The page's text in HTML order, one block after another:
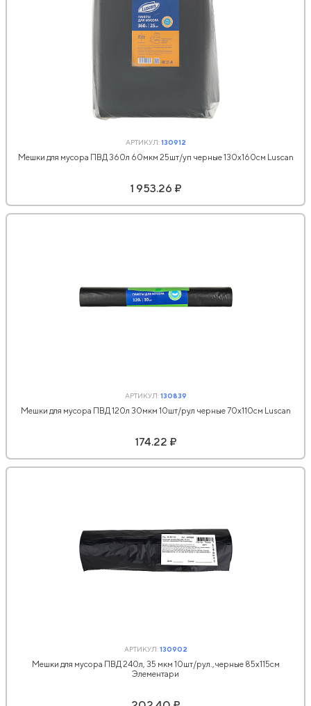
АРТИКУЛ:130912
Мешки для мусора ПВД 360л 60мкм 25шт/уп черные 130x160см Luscan
1 953.26 ₽
АРТИКУЛ:130839
Мешки для мусора ПВД 120л 30мкм 10шт/рул черные 70х110см Luscan
174.22 ₽
АРТИКУЛ:130902
Мешки для мусора ПВД 240л, 35 мкм 10шт/рул.,черные 85х115см
Элементари